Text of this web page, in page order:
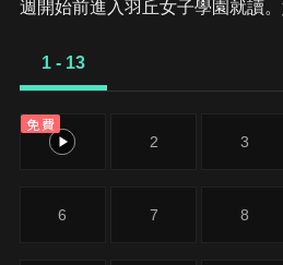
週開始前進入羽丘女子學園就讀
怪女生」燈組樂團後……。
1 - 13
免費
1 2 3
6 7 8